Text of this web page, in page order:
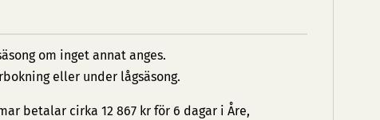
om inget annat anges.
eller under lågsäsong.
betalar cirka 12 867 kr för 6 dagar i Åre,